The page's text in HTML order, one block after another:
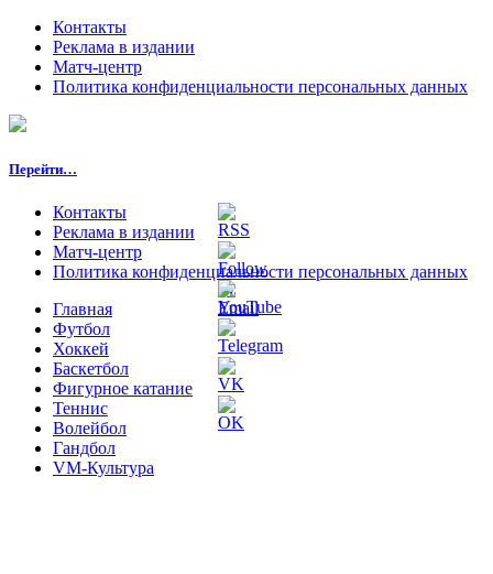
Контакты
Реклама в издании
Матч-центр
Политика конфиденциальности персональных данных
Перейти…
Контакты
Реклама в издании
Матч-центр
Политика конфиденциальности персональных данных
Главная
Футбол
Хоккей
Баскетбол
Фигурное катание
Теннис
Волейбол
Гандбол
VM-Культура